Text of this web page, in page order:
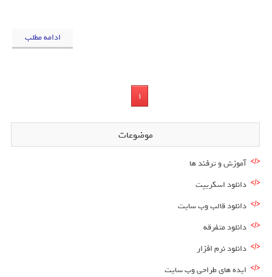
ادامه مطلب
1
موضوعات
آموزش و ترفند ها
دانلود اسکریپت
دانلود قالب وب سایت
دانلود متفرقه
دانلود نرم افزار
ایده های طراحی وب سایت